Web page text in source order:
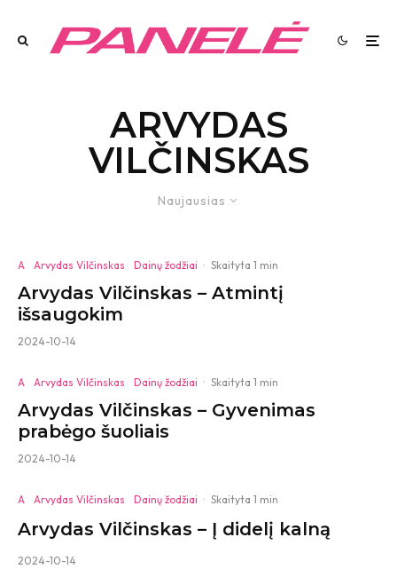
ARVYDAS
VILČINSKAS
Naujausias
A Arvydas Vilčinskas Dainų žodžiai · Skaityta 1 min
Arvydas Vilčinskas – Atmintį
išsaugokim
2024-10-14
A Arvydas Vilčinskas Dainų žodžiai · Skaityta 1 min
Arvydas Vilčinskas – Gyvenimas
prabėgo šuoliais
2024-10-14
A Arvydas Vilčinskas Dainų žodžiai · Skaityta 1 min
Arvydas Vilčinskas – Į didelį kalną
2024-10-14